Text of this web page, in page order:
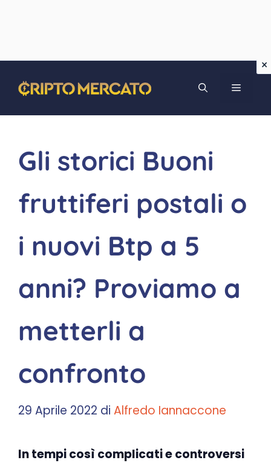
contenuto
MENU
Gli storici Buoni
fruttiferi postali o
i nuovi Btp a 5
anni? Proviamo a
metterli a
confronto
29 Aprile 2022 di Alfredo Iannaccone
In tempi così complicati e controversi